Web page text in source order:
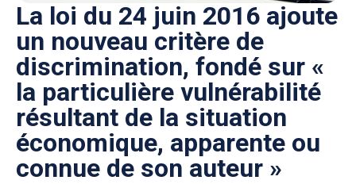
La loi du 24 juin 2016 ajoute
un nouveau critère de
discrimination, fondé sur «
la particulière vulnérabilité
résultant de la situation
économique, apparente ou
connue de son auteur »